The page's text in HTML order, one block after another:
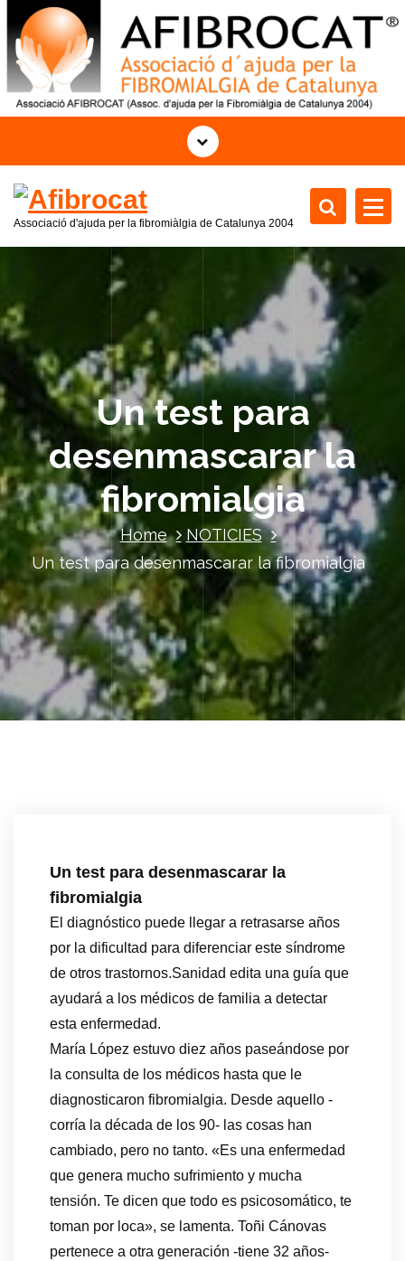
o
n
Associació d'ajuda per la fibromiàlgia de Catalunya 2004
Un test para
desenmascarar la
fibromialgia
Home
NOTICIES
Un test para desenmascarar la fibromialgia
Un test para desenmascarar la
fibromialgia
El diagnóstico puede llegar a retrasarse años
por la dificultad para diferenciar este síndrome
de otros trastornos.Sanidad edita una guía que
ayudará a los médicos de familia a detectar
esta enfermedad.
María López estuvo diez años paseándose por
la consulta de los médicos hasta que le
diagnosticaron fibromialgia. Desde aquello -
corría la década de los 90- las cosas han
cambiado, pero no tanto. «Es una enfermedad
que genera mucho sufrimiento y mucha
tensión. Te dicen que todo es psicosomático, te
toman por loca», se lamenta. Toñi Cánovas
pertenece a otra generación -tiene 32 años-